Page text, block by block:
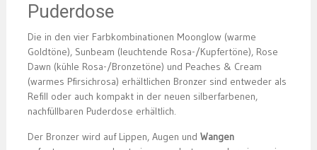
Puderdose
Die in den vier Farbkombinationen Moonglow (warme
Goldtöne), Sunbeam (leuchtende Rosa-/Kupfertöne), Rose
Dawn (kühle Rosa-/Bronzetöne) und Peaches & Cream
(warmes Pfirsichrosa) erhältlichen Bronzer sind entweder als
Refill oder auch kompakt in der neuen silberfarbenen,
nachfüllbaren Puderdose erhältlich.
Der Bronzer wird auf Lippen, Augen und Wangen